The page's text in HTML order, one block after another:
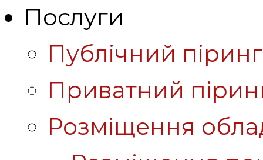
Послуги
Публічний піринг
Приватний
Розміщення